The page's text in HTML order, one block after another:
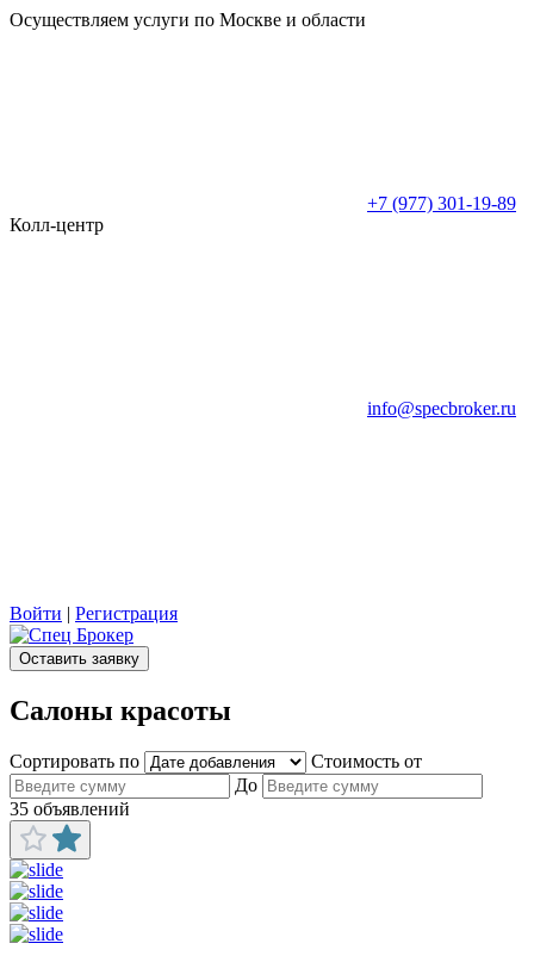
Осуществляем услуги по Москве и области
+7 (977) 301-19-89
Колл-центр
info@specbroker.ru
Войти | Регистрация
Оставить заявку
Салоны красоты
Сортировать по
Стоимость от
До
35 объявлений